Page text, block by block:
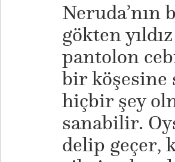
Neruda’nın
gökten
pantolon
bir köşesine
hiçbir şey
sanabilir.
delip geçer,